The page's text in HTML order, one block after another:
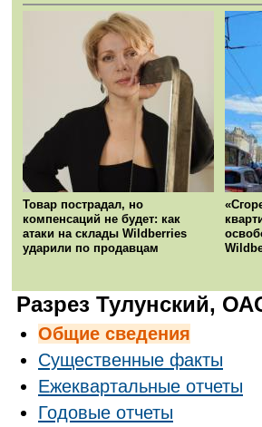
Товар пострадал, но
компенсаций не будет: как
атаки на склады Wildberries
ударили по продавцам
Разрез Тулунский,
Общие сведения
Существенные факты
Ежеквартальные отчеты
Годовые отчеты